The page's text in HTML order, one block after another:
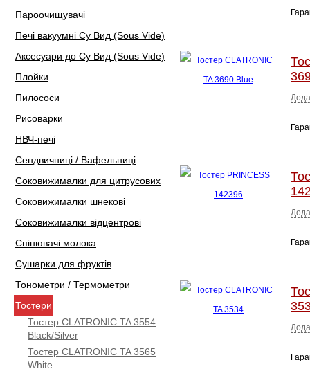
Пароочищувачі
Печі вакуумні Су Вид (Sous Vide)
Аксесуари до Су Вид (Sous Vide)
Плойки
Пилососи
Рисоварки
НВЧ-печі
Сендвичниці / Вафельниці
Соковижималки для цитрусових
Соковижималки шнекові
Соковижималки відцентрові
Спінювачі молока
Сушарки для фруктів
Тонометри / Термометри
Тостери
Тостер CLATRONIC TA 3554
Black/Silver
Тостер CLATRONIC TA 3565
White